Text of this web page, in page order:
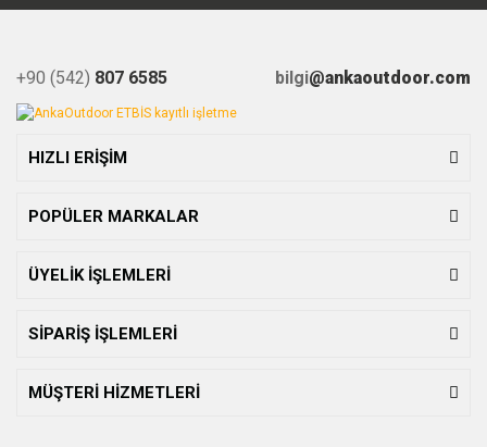
+90 (542) 807 6585 bilgi@ankaoutdoor.com
HIZLI ERİŞİM
POPÜLER MARKALAR
ÜYELİK İŞLEMLERİ
SİPARİŞ İŞLEMLERİ
MÜŞTERİ HİZMETLERİ